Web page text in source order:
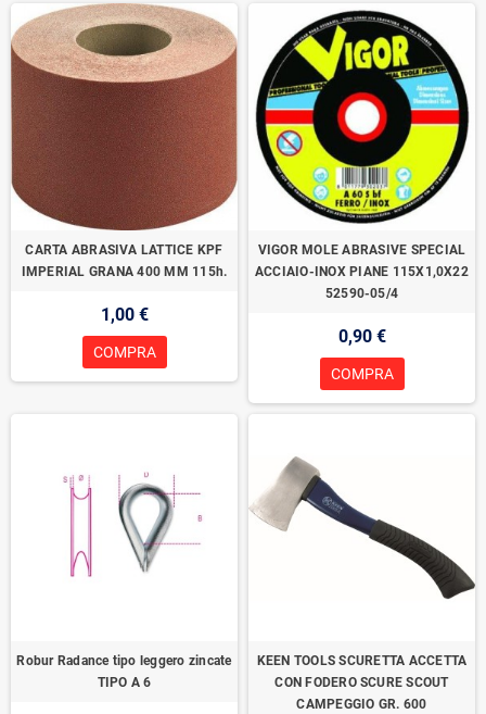
CARTA ABRASIVA LATTICE KPF
IMPERIAL GRANA 400 MM 115h.
1,00 €
COMPRA
VIGOR MOLE ABRASIVE SPECIAL
ACCIAIO-INOX PIANE 115X1,0X22
52590-05/4
0,90 €
COMPRA
Robur Radance tipo leggero zincate
TIPO A 6
KEEN TOOLS SCURETTA ACCETTA
CON FODERO SCURE SCOUT
CAMPEGGIO GR. 600